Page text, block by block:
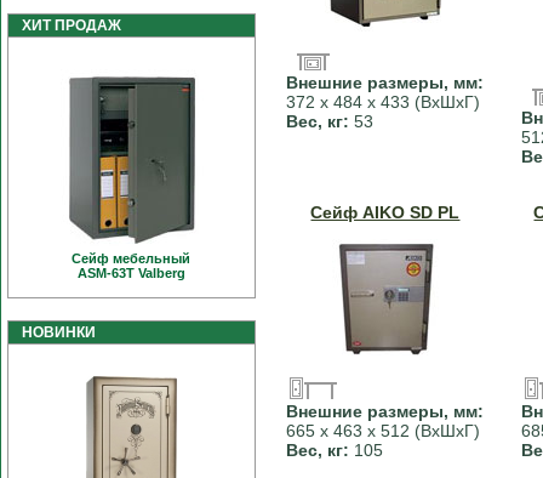
ХИТ ПРОДАЖ
Сейф мебельный
ASM-63T Valberg
НОВИНКИ
Внешние размеры, мм:
372 х 484 х 433 (ВхШхГ)
Вес, кг: 53
Сейф AIKO SD PL
Внешние размеры, мм:
665 х 463 х 512 (ВхШхГ)
Вес, кг: 105